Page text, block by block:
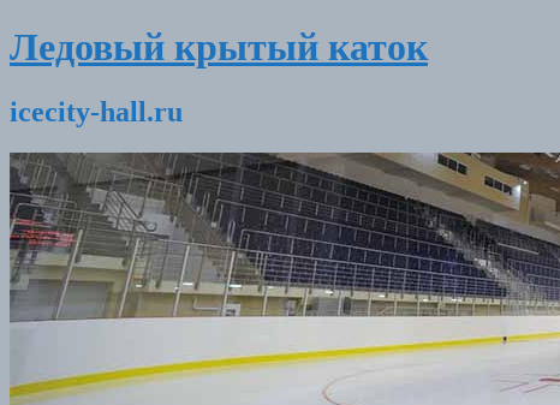
Ледовый крытый каток
icecity-hall.ru